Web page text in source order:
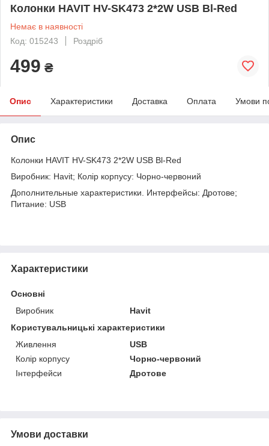
Колонки HAVIT HV-SK473 2*2W USB Bl-Red
Немає в наявності
Код: 015243
Роздріб
499 ₴
Опис Характеристики Доставка Оплата Умови
Опис
Колонки HAVIT HV-SK473 2*2W USB Bl-Red
Виробник: Havit; Колір корпусу: Чорно-червоний
Дополнительные характеристики. Интерфейсы: Дротове;
Питание: USB
Характеристики
Основні
Виробник
Havit
Користувальницькі характеристики
Живлення
USB
Колір корпусу
Чорно-червоний
Інтерфейси
Дротове
Умови доставки